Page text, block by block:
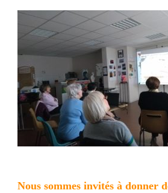
Nous sommes invités à donner